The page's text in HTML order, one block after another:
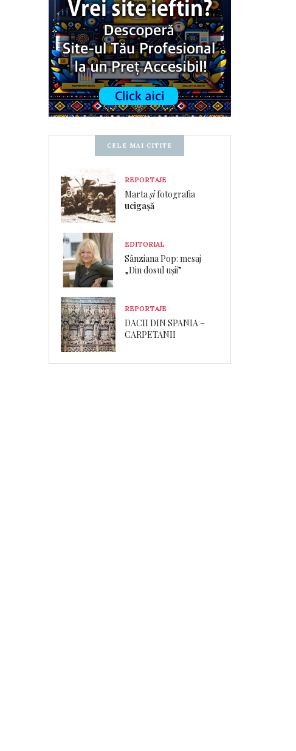
CELE MAI CITITE
REPORTAJE
Martașifotografia
ucigașă
EDITORIAL
Sânziana Pop: mesaj
„Din dosul ușii”
REPORTAJE
DACII DIN SPANIA –
CARPETANII